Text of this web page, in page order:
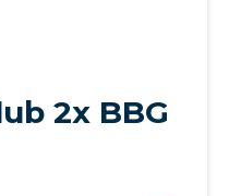
2x BBG